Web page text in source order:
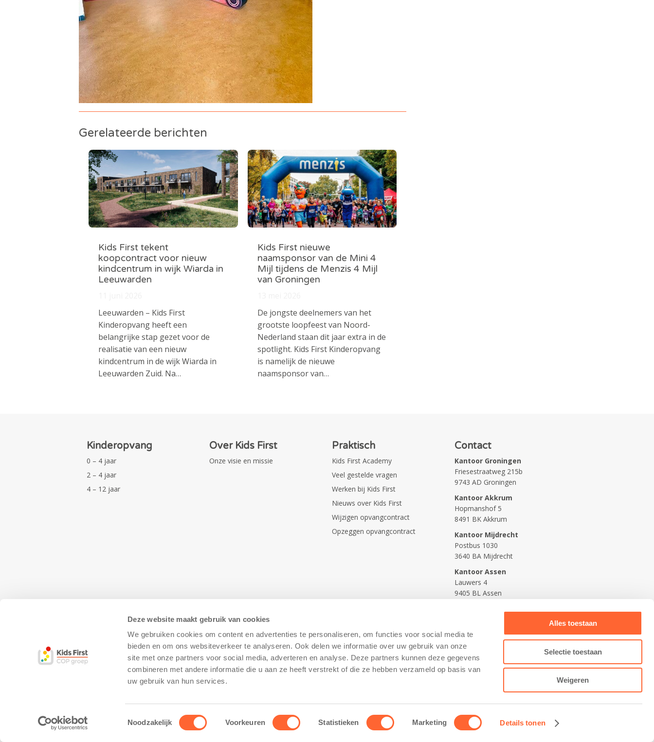
Deze website maakt gebruik van cookies
We gebruiken cookies om content en advertenties te personaliseren, om functies voor social media te
bieden en om ons websiteverkeer te analyseren. Ook delen we informatie over uw gebruik van onze
site met onze partners voor social media, adverteren en analyse. Deze partners kunnen deze gegevens
combineren met andere informatie die u aan ze heeft verstrekt of die ze hebben verzameld op basis van
uw gebruik van hun services.
Toestemmingsselectie
Noodzakelijk Voorkeuren Statistieken Marketing Details tonen
Alles toestaan
Selectie toestaan
Weigeren
Gerelateerde berichten
Kids First tekent
koopcontract voor nieuw
kindcentrum in wijk Wiarda in
Leeuwarden
Leeuwarden – Kids First
Kinderopvang heeft een
belangrijke stap gezet voor de
realisatie van een nieuw
kindcentrum in de wijk Wiarda in
Leeuwarden Zuid. Na…
Kids First nieuwe
naamsponsor van de Mini 4
Mijl tijdens de Menzis 4 Mijl
van Groningen
De jongste deelnemers van het
grootste loopfeest van Noord-
Nederland staan dit jaar extra in de
spotlight. Kids First Kinderopvang
is namelijk de nieuwe
naamsponsor van…
Kinderopvang
0 – 4 jaar
2 – 4 jaar
4 – 12 jaar
Over Kids First
Onze visie en missie
Praktisch
Kids First Academy
Veel gestelde vragen
Werken bij Kids First
Nieuws over Kids First
Wijzigen opvangcontract
Opzeggen opvangcontract
Contact
Kantoor Groningen
Friesestraatweg 215b
9743 AD Groningen
Kantoor Akkrum
Hopmanshof 5
8491 BK Akkrum
Kantoor Mijdrecht
Postbus 1030
3640 BA Mijdrecht
Kantoor Assen
Lauwers 4
9405 BL Assen
© Copyright - Kidsfirst Privacy Policy –Disclaimer– Cookiebeleid
Contact opnemen